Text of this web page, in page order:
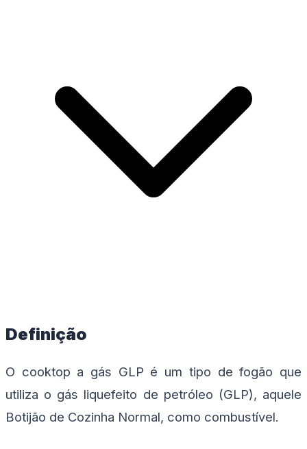
Definição
O cooktop a gás GLP é um tipo de fogão que
utiliza o gás liquefeito de petróleo (GLP), aquele
Botijão de Cozinha Normal, como combustível.